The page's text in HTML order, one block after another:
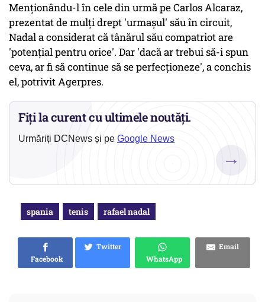
Menţionându-l în cele din urmă pe Carlos Alcaraz,
prezentat de mulţi drept 'urmaşul' său în circuit,
Nadal a considerat că tânărul său compatriot are
'potenţial pentru orice'. Dar 'dacă ar trebui să-i spun
ceva, ar fi să continue să se perfecţioneze', a conchis
el, potrivit Agerpres.
Fiți la curent cu ultimele noutăți.
Urmăriți DCNews și pe Google News
→
spania tenis rafael nadal
Facebook
Twitter
WhatsApp
Email